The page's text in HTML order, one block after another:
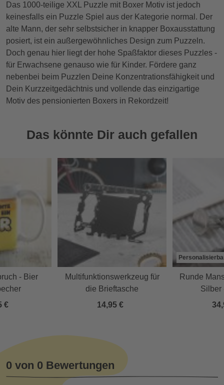
Das 1000-teilige XXL Puzzle mit Boxer Motiv ist jedoch
keinesfalls ein Puzzle Spiel aus der Kategorie normal. Der
alte Mann, der sehr selbstsicher in knapper Boxausstattung
posiert, ist ein außergewöhnliches Design zum Puzzeln.
Doch genau hier liegt der hohe Spaßfaktor dieses Puzzles -
für Erwachsene genauso wie für Kinder. Fördere ganz
nebenbei beim Puzzlen Deine Konzentrationsfähigkeit und
Dein Kurzzeitgedächtnis und vollende das einzigartige
Motiv des pensionierten Boxers in Rekordzeit!
Das könnte Dir auch gefallen
- Bier
€
Multifunktionswerkzeug für
die Brieftasche
14,95 €
Runde
Silber
0 von 0 Bewertungen